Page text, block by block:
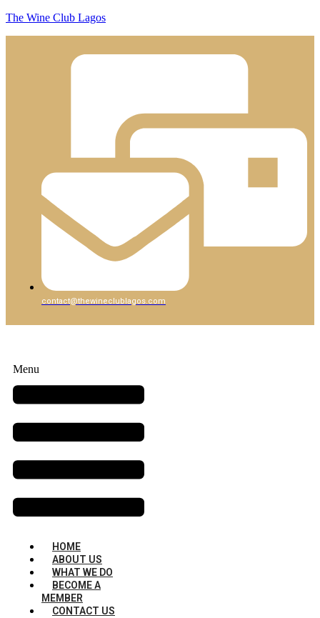
The Wine Club Lagos
contact@thewineclublagos.com
Menu
HOME
ABOUT US
WHAT WE DO
BECOME A
MEMBER
CONTACT US